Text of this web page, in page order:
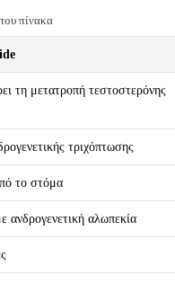
του πίνακα
τη μετατροπή τεστοστερόνης
τριχόπτωσης
το στόμα
ανδρογενετική αλωπεκία